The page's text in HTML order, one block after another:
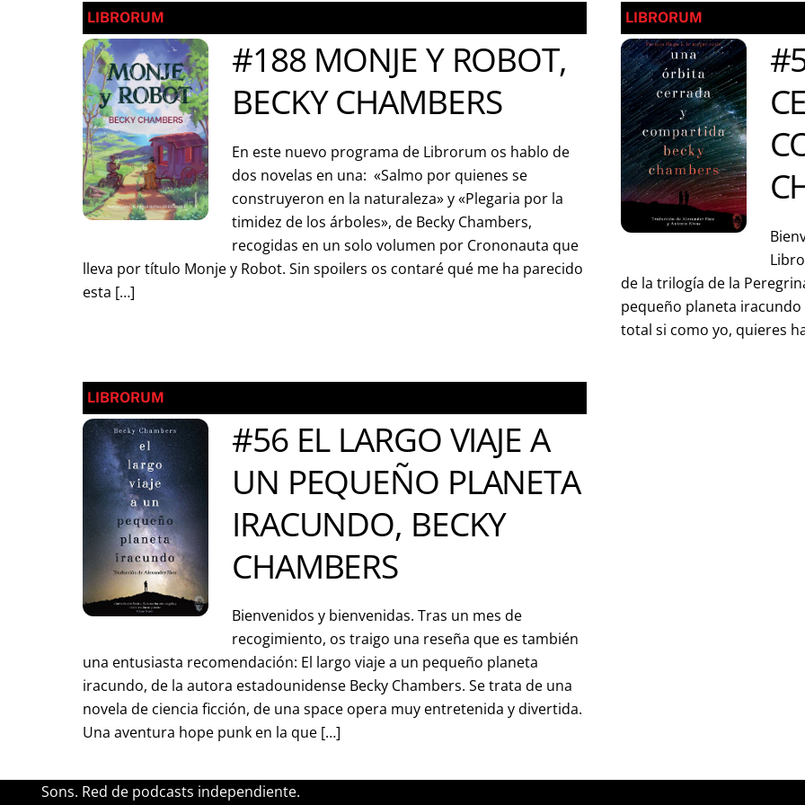
LIBRORUM
#188 MONJE Y ROBOT,
BECKY CHAMBERS
En este nuevo programa de Librorum os hablo de
dos novelas en una: «Salmo por quienes se
construyeron en la naturaleza» y «Plegaria por la
timidez de los árboles», de Becky Chambers,
recogidas en un solo volumen por Crononauta que
lleva por título Monje y Robot. Sin spoilers os contaré qué me ha parecido
esta […]
LIBRORUM
de la trilogía de la
pequeño planeta
total si como yo, quieres
LIBRORUM
#56 EL LARGO VIAJE A
UN PEQUEÑO PLANETA
IRACUNDO, BECKY
CHAMBERS
Bienvenidos y bienvenidas. Tras un mes de
recogimiento, os traigo una reseña que es también
una entusiasta recomendación: El largo viaje a un pequeño planeta
iracundo, de la autora estadounidense Becky Chambers. Se trata de una
novela de ciencia ficción, de una space opera muy entretenida y divertida.
Una aventura hope punk en la que […]
Sons. Red de podcasts independiente.